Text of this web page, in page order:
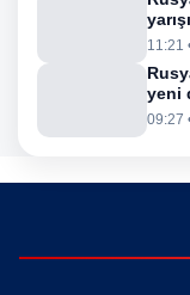
11:21
yeni
09:27